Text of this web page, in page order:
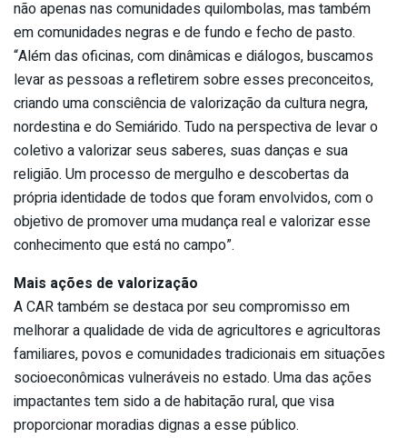
não apenas nas comunidades quilombolas, mas também
em comunidades negras e de fundo e fecho de pasto.
“Além das oficinas, com dinâmicas e diálogos, buscamos
levar as pessoas a refletirem sobre esses preconceitos,
criando uma consciência de valorização da cultura negra,
nordestina e do Semiárido. Tudo na perspectiva de levar o
coletivo a valorizar seus saberes, suas danças e sua
religião. Um processo de mergulho e descobertas da
própria identidade de todos que foram envolvidos, com o
objetivo de promover uma mudança real e valorizar esse
conhecimento que está no campo”.
Mais ações de valorização
A CAR também se destaca por seu compromisso em
melhorar a qualidade de vida de agricultores e agricultoras
familiares, povos e comunidades tradicionais em situações
socioeconômicas vulneráveis no estado. Uma das ações
impactantes tem sido a de habitação rural, que visa
proporcionar moradias dignas a esse público.